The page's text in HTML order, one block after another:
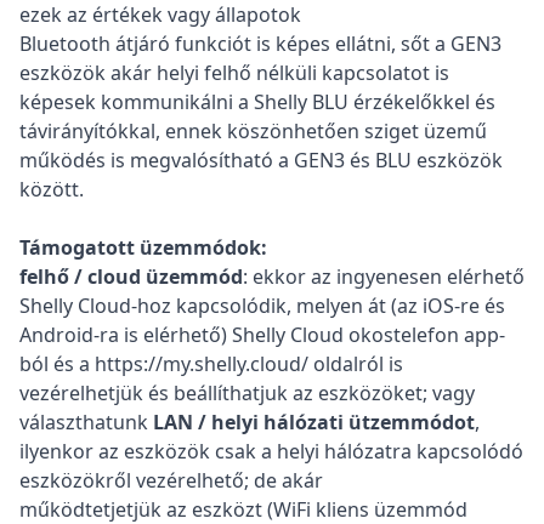
ezek az értékek vagy állapotok
Bluetooth átjáró funkciót is képes ellátni, sőt a GEN3
eszközök akár helyi felhő nélküli kapcsolatot is
képesek kommunikálni a Shelly BLU érzékelőkkel és
távirányítókkal, ennek köszönhetően sziget üzemű
működés is megvalósítható a GEN3 és BLU eszközök
között.
Támogatott üzemmódok:
felhő / cloud üzemmód: ekkor az ingyenesen elérhető
Shelly Cloud-hoz kapcsolódik, melyen át (az iOS-re és
Android-ra is elérhető) Shelly Cloud okostelefon app-
ból és a https://my.shelly.cloud/ oldalról is
vezérelhetjük és beállíthatjuk az eszközöket; vagy
választhatunk LAN / helyi hálózati ützemmódot,
ilyenkor az eszközök csak a helyi hálózatra kapcsolódó
eszközökről vezérelhető; de akár
működtetjetjük az eszközt (WiFi kliens üzemmód